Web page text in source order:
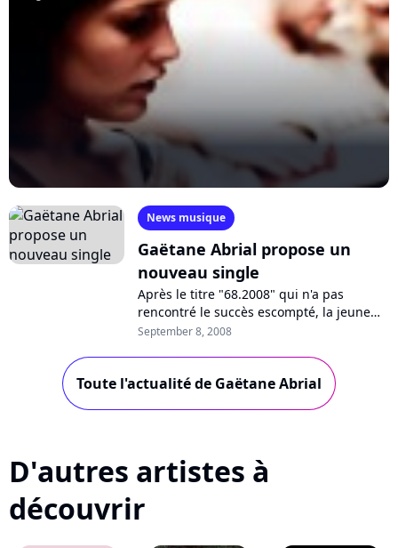
News musique
Gaëtane Abrial propose un
nouveau single
Après le titre "68.2008" qui n'a pas
rencontré le succès escompté, la jeune
femme révélée par la cinquième
September 8, 2008
Toute l'actualité de Gaëtane Abrial
D'autres artistes à
découvrir